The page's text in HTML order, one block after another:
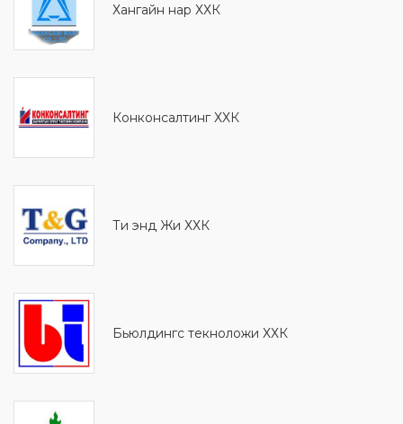
Хангайн нар ХХК
Конконсалтинг ХХК
Ти энд Жи ХХК
Бьюлдингс текноложи ХХК